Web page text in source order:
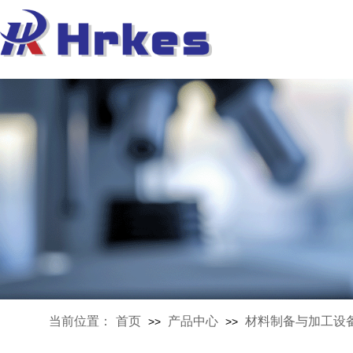
当前位置： 首页 >> 产品中心 >> 材料制备与加工设